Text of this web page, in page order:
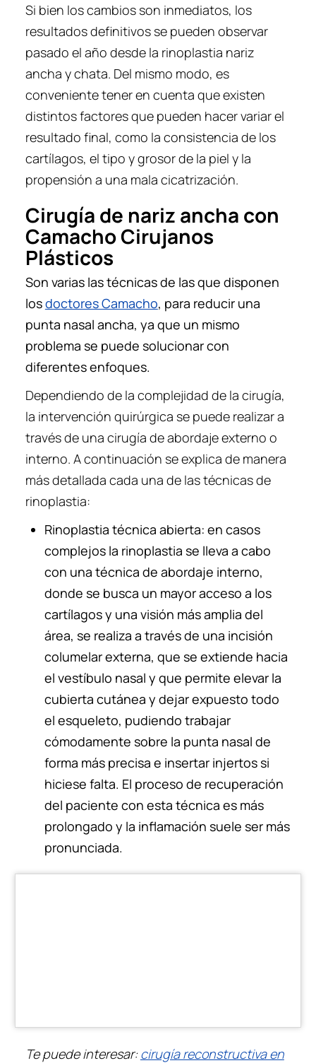
Si bien los cambios son inmediatos, los
resultados definitivos se pueden observar
pasado el año desde la rinoplastia nariz
ancha y chata. Del mismo modo, es
conveniente tener en cuenta que existen
distintos factores que pueden hacer variar el
resultado final, como la consistencia de los
cartílagos, el tipo y grosor de la piel y la
propensión a una mala cicatrización.
Cirugía de nariz ancha con
Camacho Cirujanos
Plásticos
Son varias las técnicas de las que disponen
losdoctores Camacho, para reducir una
punta nasal ancha, ya que un mismo
problema se puede solucionar con
diferentes enfoques.
Dependiendo de la complejidad de la cirugía,
la intervención quirúrgica se puede realizar a
través de una cirugía de abordaje externo o
interno. A continuación se explica de manera
más detallada cada una de las técnicas de
rinoplastia:
Rinoplastia técnica abierta: en casos
complejos la rinoplastia se lleva a cabo
con una técnica de abordaje interno,
donde se busca un mayor acceso a los
cartílagos y una visión más amplia del
área, se realiza a través de una incisión
columelar externa, que se extiende hacia
el vestíbulo nasal y que permite elevar la
cubierta cutánea y dejar expuesto todo
el esqueleto, pudiendo trabajar
cómodamente sobre la punta nasal de
forma más precisa e insertar injertos si
hiciese falta. El proceso de recuperación
del paciente con esta técnica es más
prolongado y la inflamación suele ser más
pronunciada.
Te puede interesar:cirugía reconstructiva en